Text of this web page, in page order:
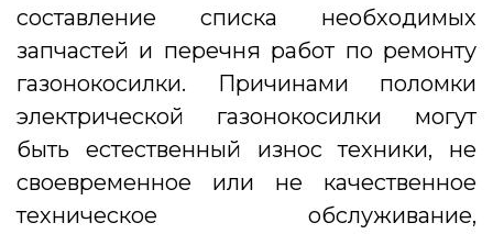
составление списка необходимых
запчастей и перечня работ по ремонту
газонокосилки. Причинами поломки
электрической газонокосилки могут
быть естественный износ техники, не
своевременное или не качественное
техническое обслуживание,